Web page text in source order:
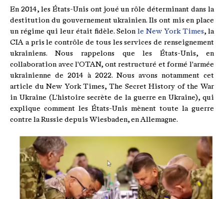
En 2014, les États-Unis ont joué un rôle déterminant dans la
destitution du gouvernement ukrainien. Ils ont mis en place
un régime qui leur était fidèle. Selon le New York Times, la
CIA a pris le contrôle de tous les services de renseignement
ukrainiens. Nous rappelons que les États-Unis, en
collaboration avec l'OTAN, ont restructuré et formé l'armée
ukrainienne de 2014 à 2022. Nous avons notamment cet
article du New York Times, The Secret History of the War
in Ukraine (L'histoire secrète de la guerre en Ukraine), qui
explique comment les États-Unis mènent toute la guerre
contre la Russie depuis Wiesbaden, en Allemagne.